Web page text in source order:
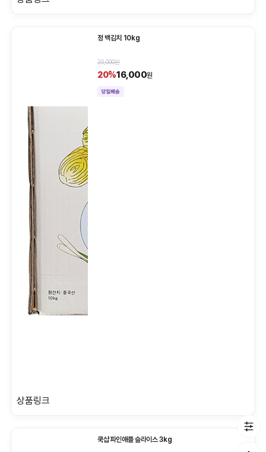
정 백김치 10kg
20,000원
20%16,000원
상품링크
쿡샵 파인애플 슬라이스 3kg